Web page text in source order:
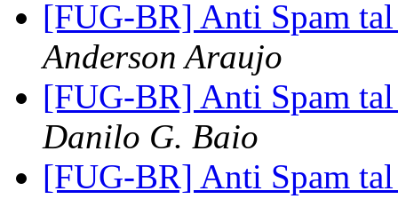
[FUG-BR] Anti Spam
Anderson Araujo
[FUG-BR] Anti Spam
Danilo G. Baio
[FUG-BR] Anti Spam